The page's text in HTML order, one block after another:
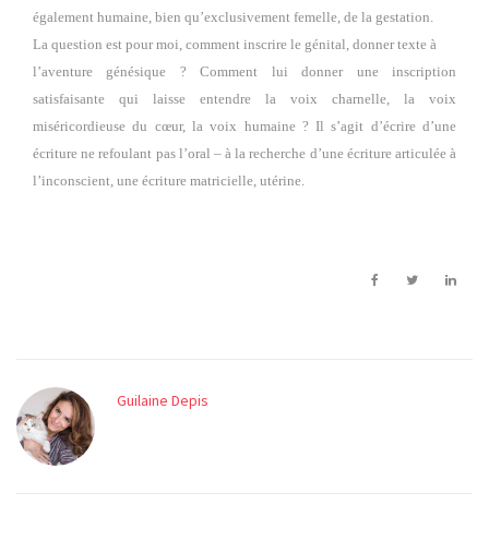
également humaine, bien qu’exclusivement femelle, de la gestation.
La question est pour moi, comment inscrire le génital, donner texte à
l’aventure génésique ? Comment lui donner une inscription
satisfaisante qui laisse entendre la voix charnelle, la voix
miséricordieuse du cœur, la voix humaine ? Il s’agit d’écrire d’une
écriture ne refoulant pas l’oral – à la recherche d’une écriture articulée à
l’inconscient, une écriture matricielle, utérine.
Guilaine Depis